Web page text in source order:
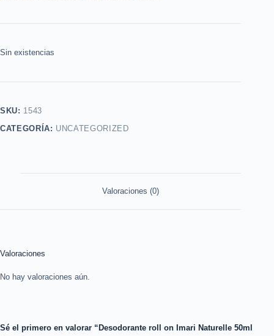
Sin existencias
SKU: 1543
CATEGORÍA: UNCATEGORIZED
Valoraciones (0)
Valoraciones
No hay valoraciones aún.
Sé el primero en valorar “Desodorante roll on Imari Naturelle 50ml